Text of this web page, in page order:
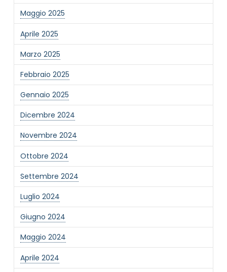
Maggio 2025
Aprile 2025
Marzo 2025
Febbraio 2025
Gennaio 2025
Dicembre 2024
Novembre 2024
Ottobre 2024
Settembre 2024
Luglio 2024
Giugno 2024
Maggio 2024
Aprile 2024
NOME STRUTTURA
MAIL REFERENTE
MOTIVO DEL CONTATTO
Informativa Privacy
Ho preso visione dell'informativa privacy
Privacy Policy completa